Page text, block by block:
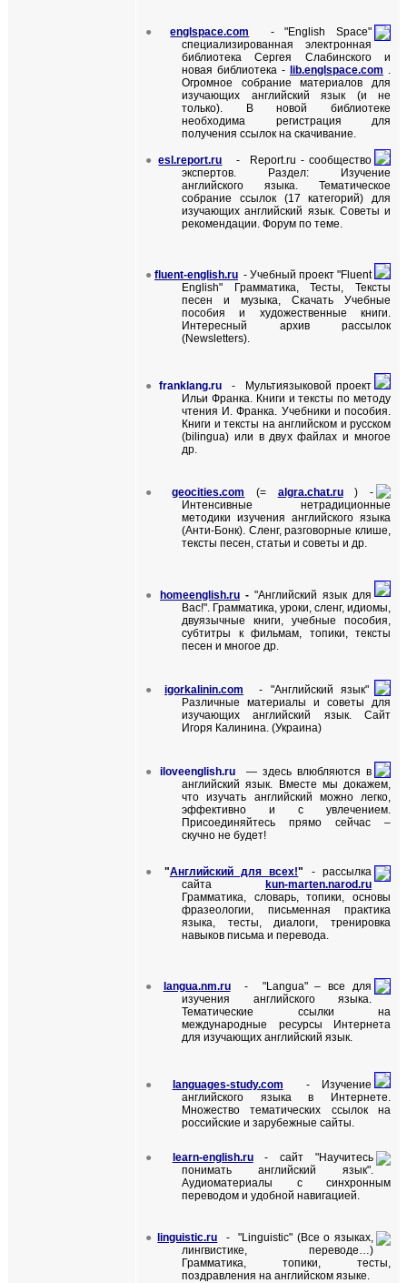
● englspace.com - "English Space"
специализированная электронная
библиотека Сергея Слабинского
и
новая библиотека - lib.englspace.com .
Огромное собрание материалов для
изучающих английский язык (и не
только). В новой библиотеке
необходима регистрация для
получения ссылок на скачивание.
● esl.report.ru - Report.ru -сообщество
экспертов. Раздел: Изучение
английского языка. Тематическое
собрание ссылок (17 категорий) для
изучающих английский язык. Советы и
рекомендации. Форум по теме.
● fluent-english.ru - Учебный проект "Fluent
English"
Грамматика, Тесты, Тексты
песен и музыка, Скачать Учебные
пособия и художественные книги.
Интересный архив рассылок
(Newsletters).
● franklang.ru
- Мультиязыковой проект
Ильи Франка. Книги и тексты по методу
чтения И. Франка. Учебники и пособия.
Книги и тексты на английском и русском
(bilingua) или в двух файлах и многое
др.
● geocities.com (= algra.chat.ru) -
Интенсивные нетрадиционные
методики изучения английского языка
(Анти-Бонк). Сленг, разговорные клише,
тексты песен, статьи и советы и др.
● homeenglish.ru - "Английский язык для
Вас!". Грамматика, уроки, сленг, идиомы,
двуязычные книги, учебные пособия,
субтитры к фильмам, топики, тексты
песен и многое др.
● igorkalinin.com - "Английский язык"
Различные материалы и советы для
изучающих английский язык. Сайт
Игоря Калинина. (Украина)
● iloveenglish.ru
— здесь влюбляются в
английский язык. Вместе мы докажем,
что изучать английский можно легко,
эффективно и с увлечением.
Присоединяйтесь прямо сейчас –
скучно не будет!
● "Английский для всех!" - рассылка
сайта
kun-marten.narod.ru
Грамматика, словарь, топики, основы
фразеологии, письменная практика
языка, тесты, диалоги, тренировка
навыков письма и перевода.
● langua.nm.ru- "Langua" – все для
изучения английского языка.
Тематические ссылки на
международные ресурсы Интернета
для изучающих английский язык.
● languages-study.com - Изучение
английского языка в Интернете.
Множество тематических ссылок на
российские и зарубежные сайты.
● learn-english.ru-сайт "Научитесь
понимать английский язык".
Аудиоматериалы с синхронным
переводом и удобной навигацией.
● linguistic.ru - "Linguistic" (Все о языках,
лингвистике, переводе…)
Грамматика, топики, тесты,
поздравления на английском языке.